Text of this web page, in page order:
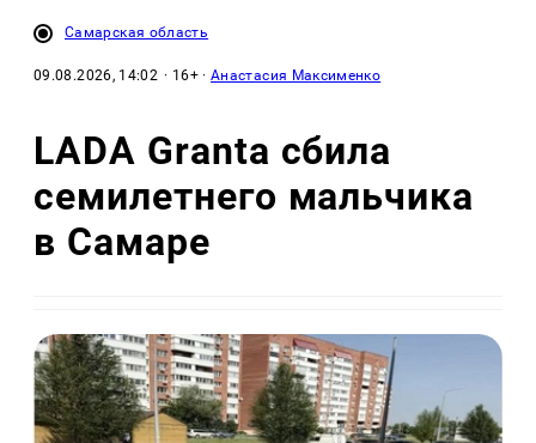
Самарская область
09.08.2026, 14:02 · 16+ ·Анастасия Максименко
LADA Granta сбила
семилетнего мальчика
в Самаре